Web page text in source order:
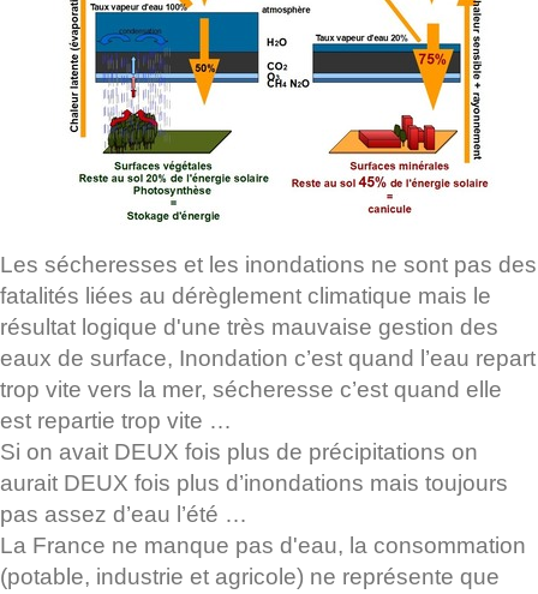
Les sécheresses et les inondations ne sont pas des
fatalités liées au dérèglement climatique mais le
résultat logique d'une très mauvaise gestion des
eaux de surface, Inondation c’est quand l’eau repart
trop vite vers la mer, sécheresse c’est quand elle
est repartie trop vite …
Si on avait DEUX fois plus de précipitations on
aurait DEUX fois plus d’inondations mais toujours
pas assez d’eau l’été …
La France ne manque pas d'eau, la consommation
(potable, industrie et agricole) ne représente que